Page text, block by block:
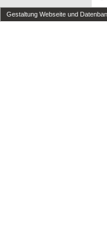
Gestaltung Webseite und